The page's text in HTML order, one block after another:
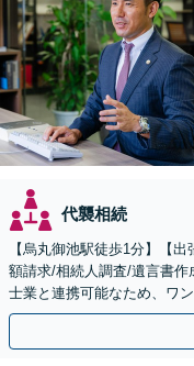
代襲相続
【烏丸御池駅徒歩1分】【
額請求/相続人調査/遺言書
士業と連携可能なため、ワ
夜間対応】